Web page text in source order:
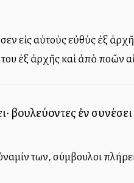
εἰς αὐτοὺς εὐθὺς ἐξ
ἐξ ἀρχῆς καὶ ἀπὸ πολλῶν
βουλεύοντες ἐν
των, σύμβουλοι